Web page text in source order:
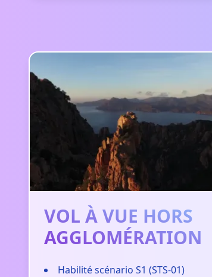
VOL À VUE HORS
AGGLOMÉRATION
Habilité scénario S1 (STS-01)